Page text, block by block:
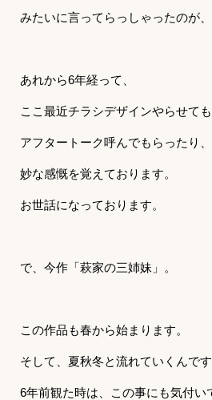
みたいに言ってらっしゃったのが、
あれから6年経って、
ここ最近チラシデザインやらせても
アフタートーク呼んでもらったり、
妙な感慨を覚えております。
お世話になっております。
で、今作「萩家の三姉妹」。
この作品も春から始まります。
そして、夏秋冬と流れていくんです
6年前観た時は、この事にも気付い